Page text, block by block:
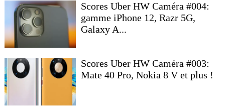
Scores Uber HW Caméra #004:
gamme iPhone 12, Razr 5G,
Galaxy A...
Scores Uber HW Caméra #003:
Mate 40 Pro, Nokia 8 V et plus !